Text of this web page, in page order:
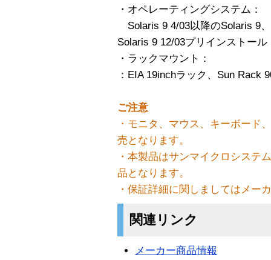
・オペレーティングシステム：
Solaris 9 4/03以降のSolaris 9
Solaris 9 12/03プリインストール
・ラックマウント：
：EIA 19inchラック、Sun Rack
ご注意
・モニタ、マウス、キーボード
売となります。
・本製品はサンマイクロシステ
品となります。
・保証詳細に関しましてはメー
関連リンク
メーカー商品情報